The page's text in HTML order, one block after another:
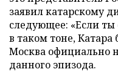
заявил катарскому
следующее: «Если
в таком тоне,
Москва официально
данного эпизода.